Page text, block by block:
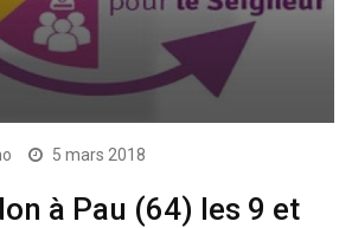
5 mars 2018
à Pau (64) les 9 et